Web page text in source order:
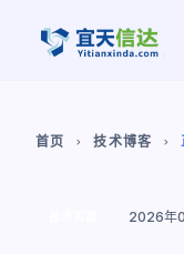
首页 chevron_right 技术博客 chevron_right
2026年